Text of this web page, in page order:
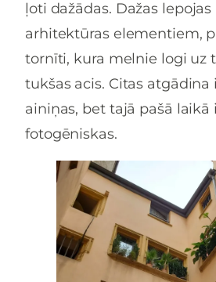
ļoti dažādas. Dažas
arhitektūras elementiem,
tornīti, kura melnie logi uz
tukšas acis. Citas atgādina
ainiņas, bet tajā pašā laikā
fotogēniskas.